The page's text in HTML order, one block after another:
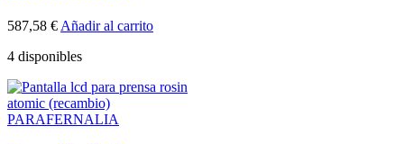
587,58 € Añadir al carrito
4 disponibles
PARAFERNALIA